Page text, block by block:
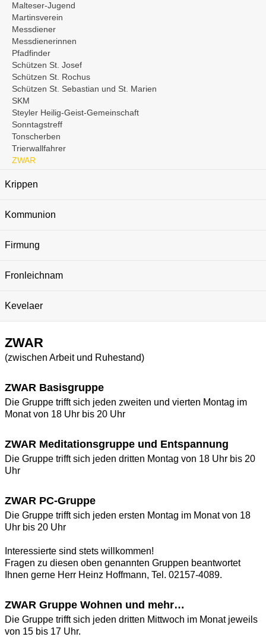
Malteser-Jugend
Martinsverein
Messdiener
Messdienerinnen
Pfadfinder
Schützen St. Josef
Schützen St. Rochus
Schützen St. Sebastian und St. Marien
SKM
Steyler Heilig-Geist-Gemeinschaft
Sonntagstreff
Tonscherben
Trierwallfahrer
ZWAR
Krippen
Kommunion
Firmung
Fronleichnam
Kevelaer
ZWAR
(zwischen Arbeit und Ruhestand)
ZWAR Basisgruppe
Die Gruppe trifft sich jeden zweiten und vierten Montag im
Monat von 18 Uhr bis 20 Uhr
ZWAR Meditationsgruppe und Entspannung
Die Gruppe trifft sich jeden dritten Montag von 18 Uhr bis 20
Uhr
ZWAR PC-Gruppe
Die Gruppe trifft sich jeden ersten Montag im Monat von 18
Uhr bis 20 Uhr
Interessierte sind stets willkommen!
Fragen zu diesen oben genannten Gruppen beantwortet
Ihnen gerne Herr Heinz Hoffmann, Tel. 02157-4089.
ZWAR Gruppe Wohnen und mehr…
Die Gruppe trifft sich jeden dritten Mittwoch im Monat jeweils
von 15 bis 17 Uhr.